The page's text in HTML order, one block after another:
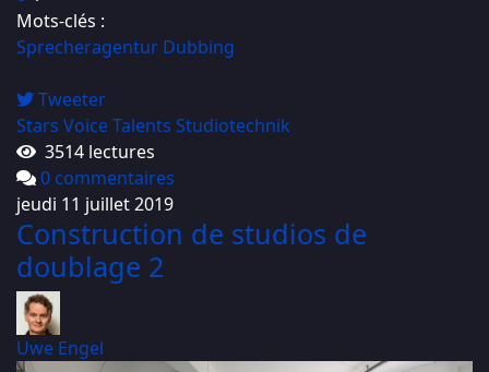
Mots-clés :
Sprecheragentur Dubbing
Tweeter
Stars Voice Talents Studiotechnik
3514 lectures
0 commentaires
jeudi 11 juillet 2019
Construction de studios de
doublage 2
Uwe Engel